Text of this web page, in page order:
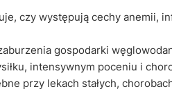
czy występują cechy anemii,
gospodarki
intensywnym poceniu i
przy lekach stałych,